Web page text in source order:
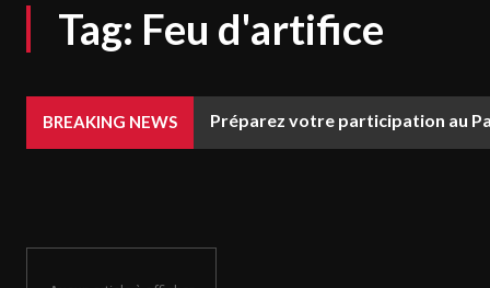
Tag: Feu d'artifice
BREAKING NEWS Préparez votre participation au